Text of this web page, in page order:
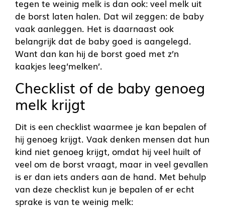
tegen te weinig melk is dan ook: veel melk uit
de borst laten halen. Dat wil zeggen: de baby
vaak aanleggen. Het is daarnaast ook
belangrijk dat de baby goed is aangelegd.
Want dan kan hij de borst goed met z’n
kaakjes leeg’melken’.
Checklist of de baby genoeg
melk krijgt
Dit is een checklist waarmee je kan bepalen of
hij genoeg krijgt. Vaak denken mensen dat hun
kind niet genoeg krijgt, omdat hij veel huilt of
veel om de borst vraagt, maar in veel gevallen
is er dan iets anders aan de hand. Met behulp
van deze checklist kun je bepalen of er echt
sprake is van te weinig melk: